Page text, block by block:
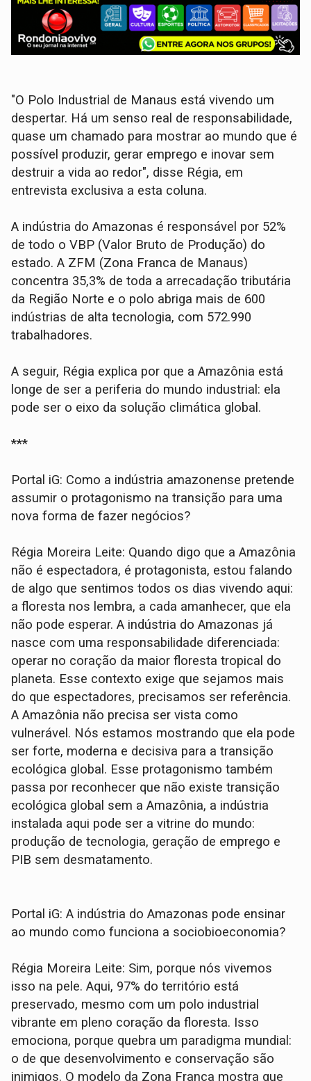
"O Polo Industrial de Manaus está vivendo um
despertar. Há um senso real de responsabilidade,
quase um chamado para mostrar ao mundo que é
possível produzir, gerar emprego e inovar sem
destruir a vida ao redor", disse Régia, em
entrevista exclusiva a esta coluna.
A indústria do Amazonas é responsável por 52%
de todo o VBP (Valor Bruto de Produção) do
estado. A ZFM (Zona Franca de Manaus)
concentra 35,3% de toda a arrecadação tributária
da Região Norte e o polo abriga mais de 600
indústrias de alta tecnologia, com 572.990
trabalhadores.
A seguir, Régia explica por que a Amazônia está
longe de ser a periferia do mundo industrial: ela
pode ser o eixo da solução climática global.
***
Portal iG: Como a indústria amazonense pretende
assumir o protagonismo na transição para uma
nova forma de fazer negócios?
Régia Moreira Leite: Quando digo que a Amazônia
não é espectadora, é protagonista, estou falando
de algo que sentimos todos os dias vivendo aqui:
a floresta nos lembra, a cada amanhecer, que ela
não pode esperar. A indústria do Amazonas já
nasce com uma responsabilidade diferenciada:
operar no coração da maior floresta tropical do
planeta. Esse contexto exige que sejamos mais
do que espectadores, precisamos ser referência.
A Amazônia não precisa ser vista como
vulnerável. Nós estamos mostrando que ela pode
ser forte, moderna e decisiva para a transição
ecológica global. Esse protagonismo também
passa por reconhecer que não existe transição
ecológica global sem a Amazônia, a indústria
instalada aqui pode ser a vitrine do mundo:
produção de tecnologia, geração de emprego e
PIB sem desmatamento.
Portal iG: A indústria do Amazonas pode ensinar
ao mundo como funciona a sociobioeconomia?
Régia Moreira Leite: Sim, porque nós vivemos
isso na pele. Aqui, 97% do território está
preservado, mesmo com um polo industrial
vibrante em pleno coração da floresta. Isso
emociona, porque quebra um paradigma mundial:
o de que desenvolvimento e conservação são
inimigos. O modelo da Zona Franca mostra que